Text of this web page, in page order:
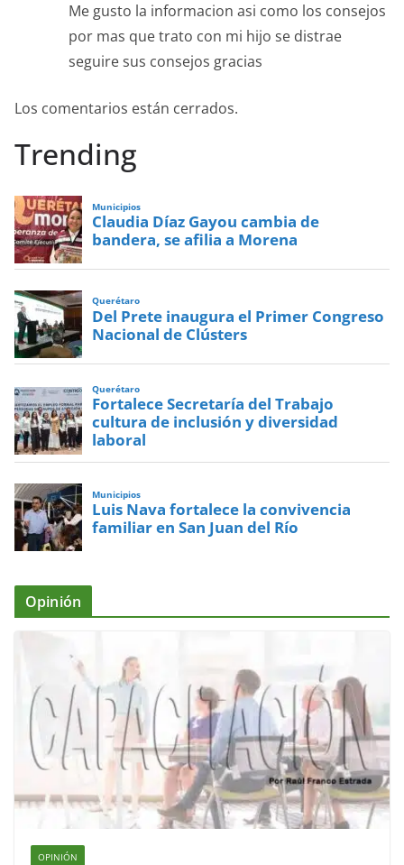
Me gusto la informacion asi como los consejos
por mas que trato con mi hijo se distrae
seguire sus consejos gracias
Los comentarios están cerrados.
Trending
Municipios
Claudia Díaz Gayou cambia de
bandera, se afilia a Morena
Querétaro
Del Prete inaugura el Primer Congreso
Nacional de Clústers
Querétaro
Fortalece Secretaría del Trabajo
cultura de inclusión y diversidad
laboral
Municipios
Luis Nava fortalece la convivencia
familiar en San Juan del Río
Opinión
OPINIÓN